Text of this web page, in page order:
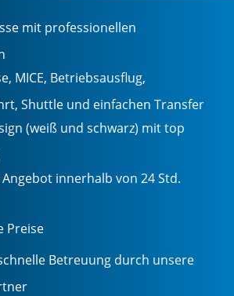
mit professionellen
MICE, Betriebsausflug,
Shuttle und einfachen Transfer
(weiß und schwarz) mit top
innerhalb von 24 Std.
Preise
Betreuung durch unsere